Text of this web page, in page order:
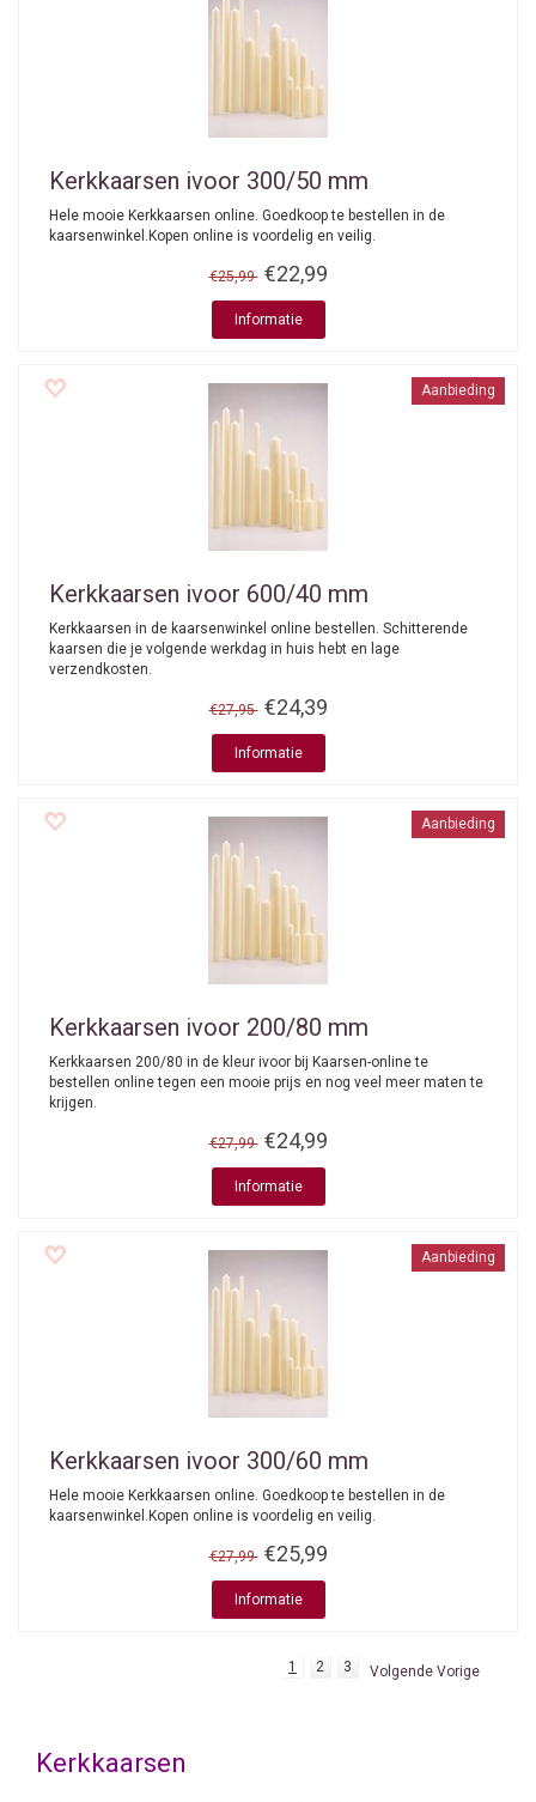
Kerkkaarsen ivoor 300/50 mm
Hele mooie Kerkkaarsen online. Goedkoop te bestellen in de
kaarsenwinkel.Kopen online is voordelig en veilig.
€25,99 €22,99
Informatie
Aanbieding
Kerkkaarsen ivoor 600/40 mm
Kerkkaarsen in de kaarsenwinkel online bestellen. Schitterende
kaarsen die je volgende werkdag in huis hebt en lage
verzendkosten.
€27,95 €24,39
Informatie
Aanbieding
Kerkkaarsen ivoor 200/80 mm
Kerkkaarsen 200/80 in de kleur ivoor bij Kaarsen-online te
bestellen online tegen een mooie prijs en nog veel meer maten te
krijgen.
€27,99 €24,99
Informatie
Aanbieding
Kerkkaarsen ivoor 300/60 mm
Hele mooie Kerkkaarsen online. Goedkoop te bestellen in de
kaarsenwinkel.Kopen online is voordelig en veilig.
€27,99 €25,99
Informatie
1 2 3 Volgende Vorige
Kerkkaarsen